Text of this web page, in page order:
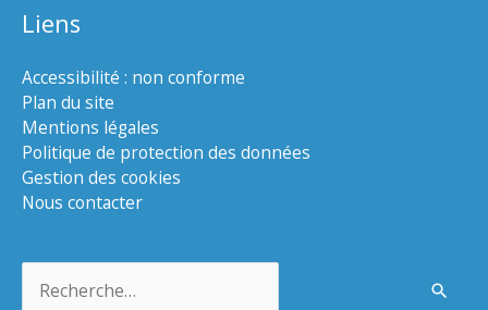
Liens
Accessibilité : non conforme
Plan du site
Mentions légales
Politique de protection des données
Gestion des cookies
Nous contacter